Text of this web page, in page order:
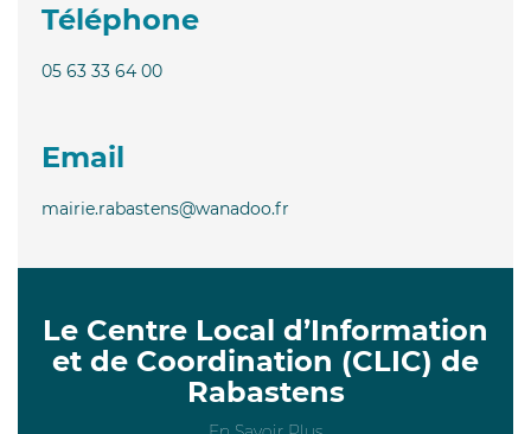
Téléphone
05 63 33 64 00
Email
mairie.rabastens@wanadoo.fr
Le Centre Local d’Information
et de Coordination (CLIC) de
Rabastens